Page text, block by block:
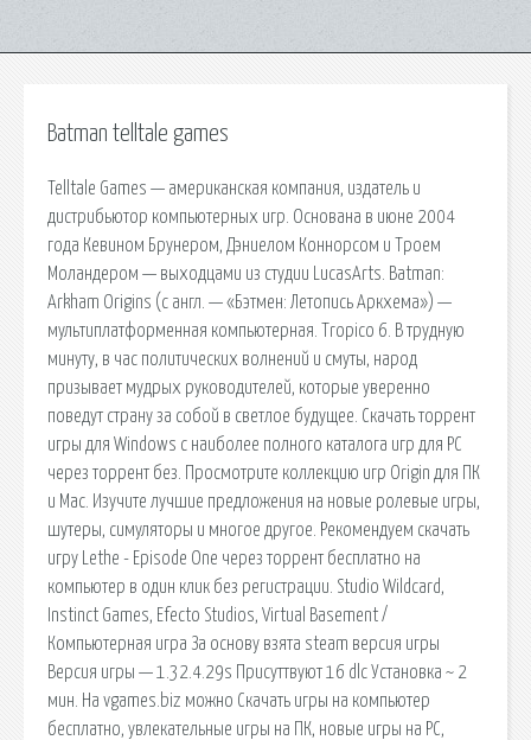
Batman telltale games
Telltale Games — американская компания, издатель и
дистрибьютор компьютерных игр. Основана в июне 2004
года Кевином Брунером, Дэниелом Коннорсом и Троем
Моландером — выходцами из студии LucasArts. Batman:
Arkham Origins (с англ. — «Бэтмен: Летопись Аркхема») —
мультиплатформенная компьютерная. Tropico 6. В трудную
минуту, в час политических волнений и смуты, народ
призывает мудрых руководителей, которые уверенно
поведут страну за собой в светлое будущее. Скачать торрент
игры для Windows с наиболее полного каталога игр для PC
через торрент без. Просмотрите коллекцию игр Origin для ПК
и Mac. Изучите лучшие предложения на новые ролевые игры,
шутеры, симуляторы и многое другое. Рекомендуем скачать
игру Lethe - Episode One через торрент бесплатно на
компьютер в один клик без регистрации. Studio Wildcard,
Instinct Games, Efecto Studios, Virtual Basement /
Компьютерная игра За основу взята steam версия игры
Версия игры — 1.32.4.29s Присуттвуют 16 dlc Установка ~ 2
мин. На vgames.biz можно Скачать игры на компьютер
бесплатно, увлекательные игры на ПК, новые игры на PC,